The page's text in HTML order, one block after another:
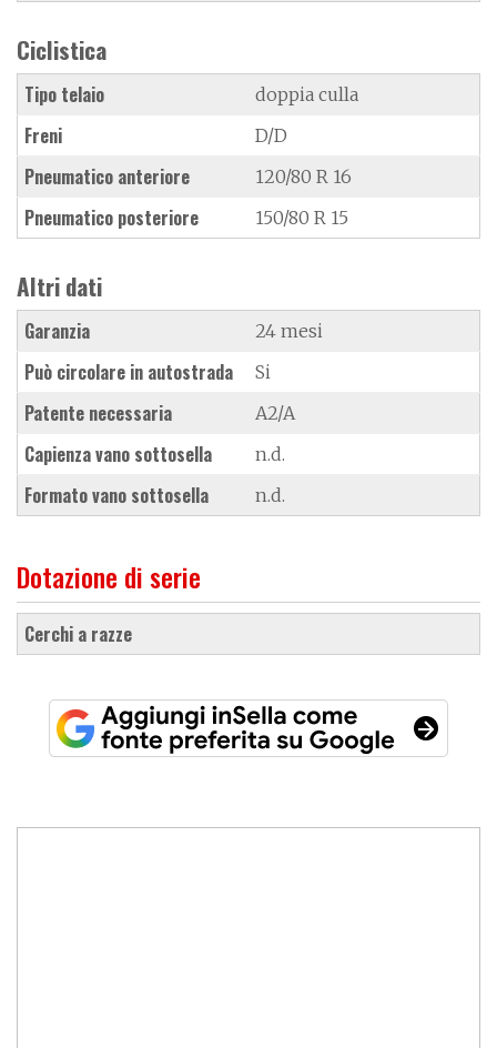
Ciclistica
Tipo telaio doppia culla
Freni D/D
Pneumatico anteriore 120/80 R 16
Pneumatico posteriore 150/80 R 15
Altri dati
Garanzia 24 mesi
Può circolare in autostrada Si
Patente necessaria A2/A
Capienza vano sottosella n.d.
Formato vano sottosella n.d.
Dotazione di serie
cerchi a razze